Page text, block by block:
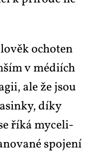
ocho­ten
v mé­di­ích
ale že jsou
dí­ky
ří­ká my­ce­li­
spo­je­ní